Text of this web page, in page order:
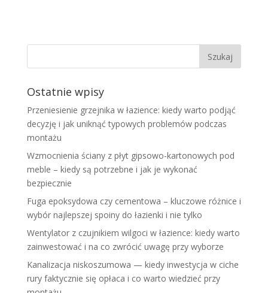
Ostatnie wpisy
Przeniesienie grzejnika w łazience: kiedy warto podjąć
decyzję i jak uniknąć typowych problemów podczas
montażu
Wzmocnienia ściany z płyt gipsowo-kartonowych pod
meble – kiedy są potrzebne i jak je wykonać
bezpiecznie
Fuga epoksydowa czy cementowa – kluczowe różnice i
wybór najlepszej spoiny do łazienki i nie tylko
Wentylator z czujnikiem wilgoci w łazience: kiedy warto
zainwestować i na co zwrócić uwagę przy wyborze
Kanalizacja niskoszumowa — kiedy inwestycja w ciche
rury faktycznie się opłaca i co warto wiedzieć przy